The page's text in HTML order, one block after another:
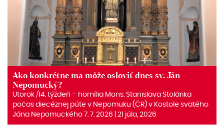
Ako konkrétne ma môže osloviť dnes sv. Ján
Nepomucký?
Utorok /14. týždeň – homília Mons. Stanislava Stolárika
počas diecéznej púte v Nepomuku (ČR) v Kostole svätého
Jána Nepomuckého 7. 7. 2026 | 21 júla, 2026